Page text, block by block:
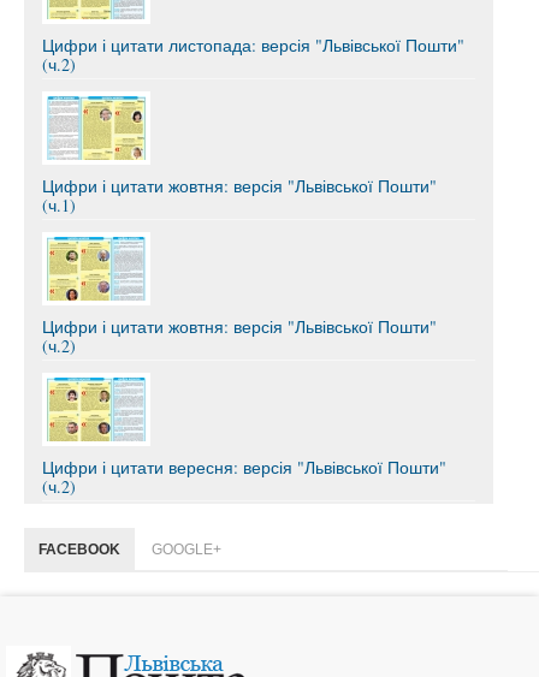
Цифри і цитати листопада: версія "Львівської Пошти"
(ч.2)
Цифри і цитати жовтня: версія "Львівської Пошти"
(ч.1)
Цифри і цитати жовтня: версія "Львівської Пошти"
(ч.2)
Цифри і цитати вересня: версія "Львівської Пошти"
(ч.2)
FACEBOOK GOOGLE+